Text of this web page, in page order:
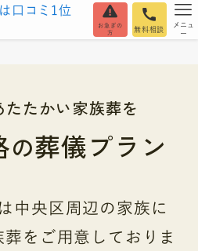
お急ぎの
方
無料相談
メニュ
ー
たかい家族葬を
の葬儀プラン
中央区周辺の家族に
をご用意しておりま